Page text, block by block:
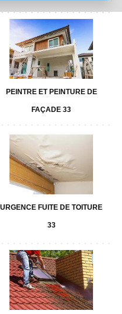
PEINTRE ET PEINTURE DE
FAÇADE 33
URGENCE FUITE DE TOITURE
33